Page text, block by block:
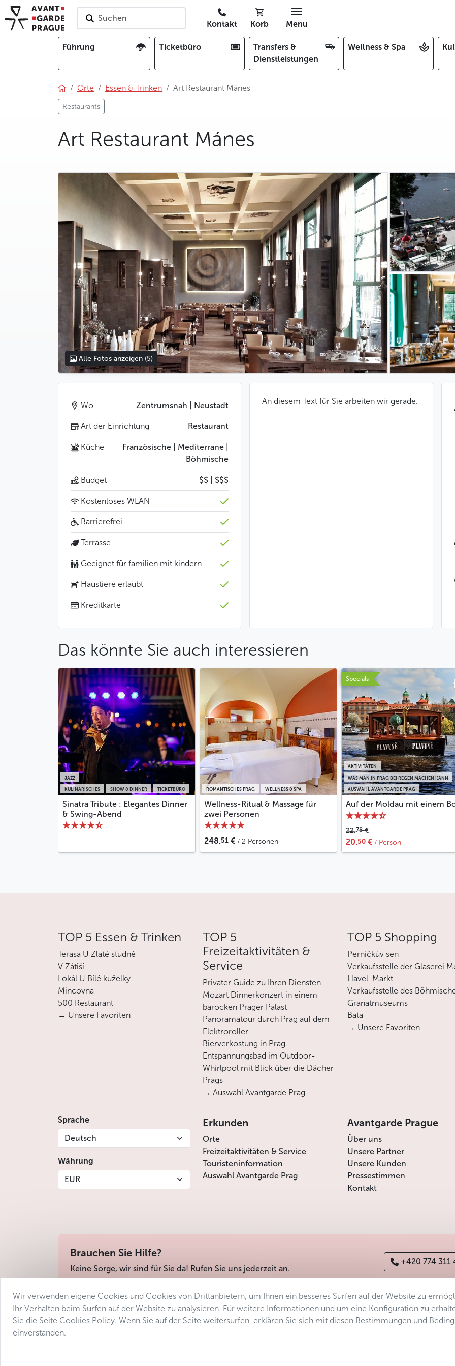
Suchen
Kontakt Korb Menu
Führung Ticketbüro
Transfers &
Dienstleistungen
Wellness & Spa
Orte Essen & Trinken Art Restaurant Mánes
Restaurants
Art Restaurant Mánes
photo 5
Alle Fotos anzeigen (5)
An diesem Text für Sie arbeiten wir gerade.
Wo Zentrumsnah | Neustadt
Art der Einrichtung Restaurant
Küche
Französische | Mediterrane |
Böhmische
Budget $$ | $$$
Kostenloses WLAN
Barrierefrei
Terrasse
Geeignet für familien mit kindern
Haustiere erlaubt
Kreditkarte
Das könnte Sie auch interessieren
KULINARISCHES SHOW & DINNER TICKETBÜRO
JAZZ
Sinatra Tribute : Elegantes Dinner
& Swing-Abend
ROMANTISCHES PRAG WELLNESS & SPA
Wellness-Ritual & Massage für
zwei Personen
248.51 € / 2 Personen
Specials
AUSWAHL AVANTGARDE PRAG
WAS MAN IN PRAG BEI REGEN MACHEN KANN
AKTIVITÄTEN
Auf der Moldau mit einem
22.78€
20.50 € / Person
TOP 5 Essen & Trinken
Terasa U Zlaté studně
V Zátiší
Lokál U Bílé kuželky
Mincovna
500 Restaurant
→ Unsere Favoriten
TOP 5
Freizeitaktivitäten &
Service
Privater Guide zu Ihren Diensten
Mozart Dinnerkonzert in einem
barocken Prager Palast
Panoramatour durch Prag auf dem
Elektroroller
Bierverkostung in Prag
Entspannungsbad im Outdoor-
Whirlpool mit Blick über die Dächer
Prags
→ Auswahl Avantgarde Prag
TOP 5 Shopping
Perníčkův sen
Verkaufsstelle der Glaserei
Havel-Markt
Verkaufsstelle des
Granatmuseums
Bata
→ Unsere Favoriten
Sprache
Deutsch
Währung
EUR
Erkunden
Orte
Freizeitaktivitäten & Service
Touristeninformation
Auswahl Avantgarde Prag
Avantgarde Prague
Über uns
Unsere Partner
Unsere Kunden
Pressestimmen
Kontakt
Brauchen Sie Hilfe?
Keine Sorge, wir sind für Sie da! Rufen Sie uns jederzeit an.
+420 774 311
Geschäftsbedingungen Datenschutz Barrierefreiheitserklärung Manage consent Sitemap
Wir verwenden eigene Cookies und Cookies von Drittanbietern, um Ihnen ein besseres Surfen auf der Website zu
Ihr Verhalten beim Surfen auf der Website zu analysieren. Für weitere Informationen und um eine Konfiguration zu
Sie die Seite Cookies Policy. Wenn Sie auf der Seite weitersurfen, erklären Sie sich mit diesen Bestimmungen und
einverstanden.